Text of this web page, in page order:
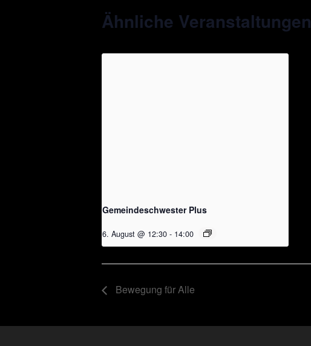
Ähnliche Veranstaltungen
Gemeindeschwester Plus
6. August @ 12:30 - 14:00
Bewegung für Alle